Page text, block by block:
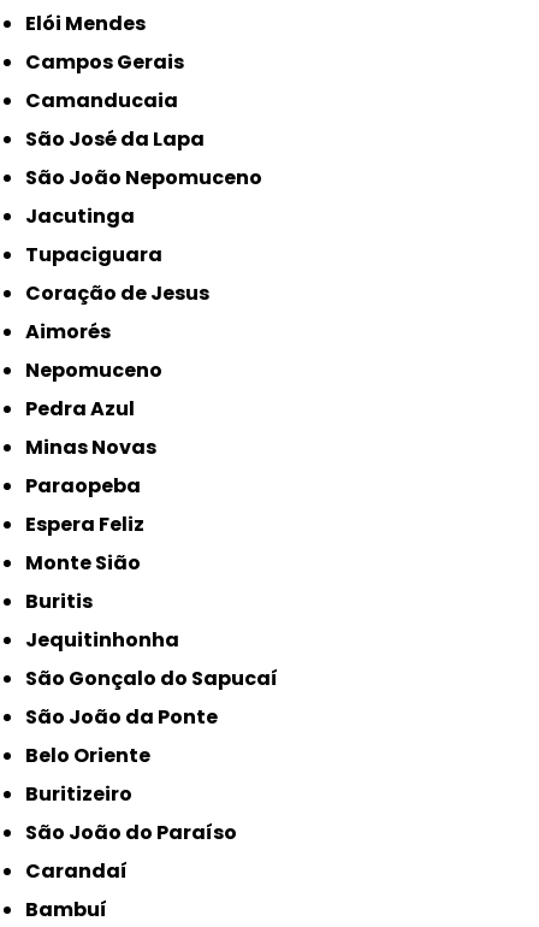
Elói Mendes
Campos Gerais
Camanducaia
São José da Lapa
São João Nepomuceno
Jacutinga
Tupaciguara
Coração de Jesus
Aimorés
Nepomuceno
Pedra Azul
Minas Novas
Paraopeba
Espera Feliz
Monte Sião
Buritis
Jequitinhonha
São Gonçalo do Sapucaí
São João da Ponte
Belo Oriente
Buritizeiro
São João do Paraíso
Carandaí
Bambuí